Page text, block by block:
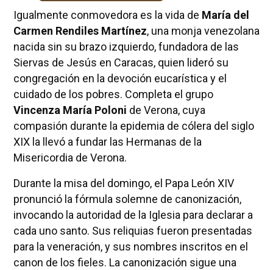
Igualmente conmovedora es la vida de María del
Carmen Rendiles Martínez, una monja venezolana
nacida sin su brazo izquierdo, fundadora de las
Siervas de Jesús en Caracas, quien lideró su
congregación en la devoción eucarística y el
cuidado de los pobres. Completa el grupo
Vincenza María Poloni de Verona, cuya
compasión durante la epidemia de cólera del siglo
XIX la llevó a fundar las Hermanas de la
Misericordia de Verona.
Durante la misa del domingo, el Papa León XIV
pronunció la fórmula solemne de canonización,
invocando la autoridad de la Iglesia para declarar a
cada uno santo. Sus reliquias fueron presentadas
para la veneración, y sus nombres inscritos en el
canon de los fieles. La canonización sigue una